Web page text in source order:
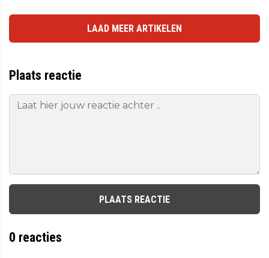
LAAD MEER ARTIKELEN
Plaats reactie
PLAATS REACTIE
0 reacties